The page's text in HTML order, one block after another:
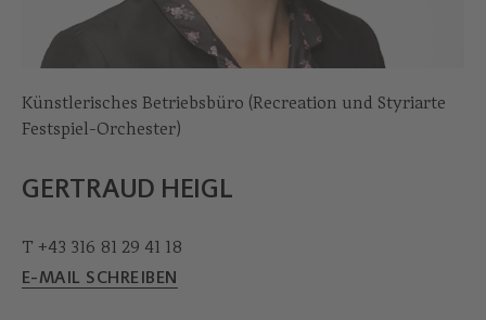
Künstlerisches Betriebsbüro (Recreation und Styriarte
Festspiel-Orchester)
GERTRAUD HEIGL
T +43 316 81 29 41 18
E-MAIL SCHREIBEN